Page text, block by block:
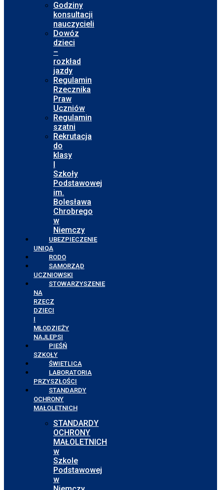
Godziny
konsultacji
nauczycieli
Dowóz
dzieci
–
rozkład
jazdy
Regulamin
Rzecznika
Praw
Uczniów
Regulamin
szatni
Rekrutacja
do
klasy
I
Szkoły
Podstawowej
im.
Bolesława
Chrobrego
w
Niemczy
UBEZPIECZENIE
UNIQA
RODO
SAMORZĄD
UCZNIOWSKI
STOWARZYSZENIE
NA
RZECZ
DZIECI
I
MŁODZIEŻY
NAJLEPSI
PIEŚŃ
SZKOŁY
ŚWIETLICA
LABORATORIA
PRZYSZŁOŚCI
STANDARDY
OCHRONY
MAŁOLETNICH
STANDARDY
OCHRONY
MAŁOLETNICH
w
Szkole
Podstawowej
w